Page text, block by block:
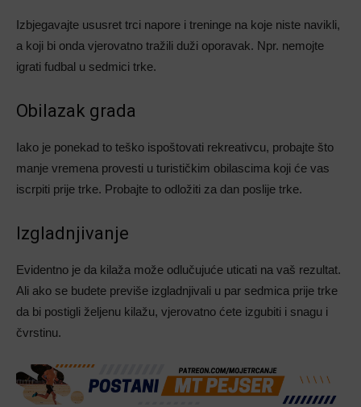
Izbjegavajte ususret trci napore i treninge na koje niste navikli,
a koji bi onda vjerovatno tražili duži oporavak. Npr. nemojte
igrati fudbal u sedmici trke.
Obilazak grada
Iako je ponekad to teško ispoštovati rekreativcu, probajte što
manje vremena provesti u turističkim obilascima koji će vas
iscrpiti prije trke. Probajte to odložiti za dan poslije trke.
Izgladnjivanje
Evidentno je da kilaža može odlučujuće uticati na vaš rezultat.
Ali ako se budete previše izgladnjivali u par sedmica prije trke
da bi postigli željenu kilažu, vjerovatno ćete izgubiti i snagu i
čvrstinu.